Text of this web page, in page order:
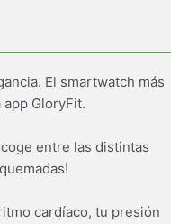
El smartwatch más
GloryFit.
entre las distintas
cardíaco, tu presión